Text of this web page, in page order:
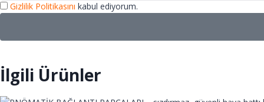
Gizlilik Politikasını kabul ediyorum.
İlgili Ürünler